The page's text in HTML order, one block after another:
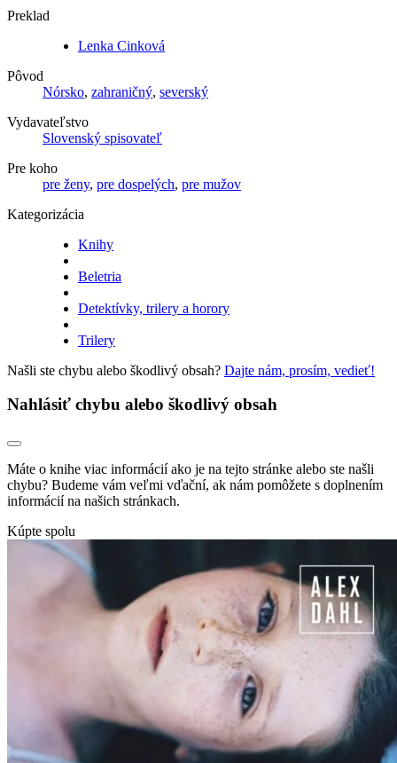
Preklad
Lenka Cinková
Pôvod
Nórsko, zahraničný, severský
Vydavateľstvo
Slovenský spisovateľ
Pre koho
pre ženy, pre dospelých, pre mužov
Kategorizácia
Knihy
Beletria
Detektívky, trilery a horory
Trilery
Našli ste chybu alebo škodlivý obsah? Dajte nám, prosím, vedieť!
Nahlásiť chybu alebo škodlivý obsah
Máte o knihe viac informácií ako je na tejto stránke alebo ste našli
chybu? Budeme vám veľmi vďační, ak nám pomôžete s doplnením
informácií na našich stránkach.
Kúpte spolu